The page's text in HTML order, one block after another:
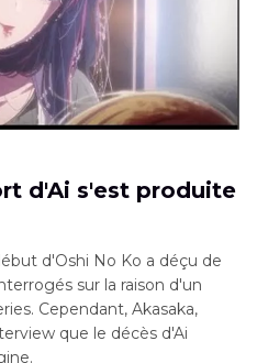
d'Ai s'est produite
d'Oshi No Ko a déçu de
sur la raison d'un
Cependant, Akasaka,
que le décès d'Ai